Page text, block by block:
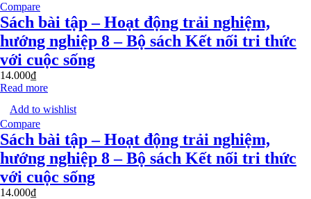
Compare
Sách bài tập – Hoạt động trải nghiệm,
hướng nghiệp 8 – Bộ sách Kết nối tri thức
với cuộc sống
14.000₫
Read more
Add to wishlist
Compare
Sách bài tập – Hoạt động trải nghiệm,
hướng nghiệp 8 – Bộ sách Kết nối tri thức
với cuộc sống
14.000₫